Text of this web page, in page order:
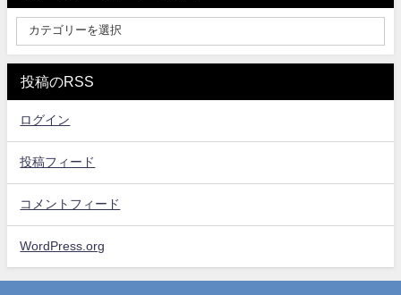
投稿のRSS
ログイン
投稿フィード
コメントフィード
WordPress.org